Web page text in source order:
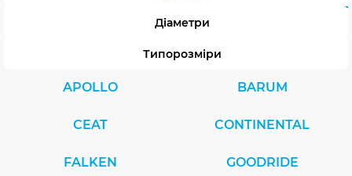
Діаметри
Типорозміри
APOLLO BARUM
CEAT CONTINENTAL
FALKEN GOODRIDE